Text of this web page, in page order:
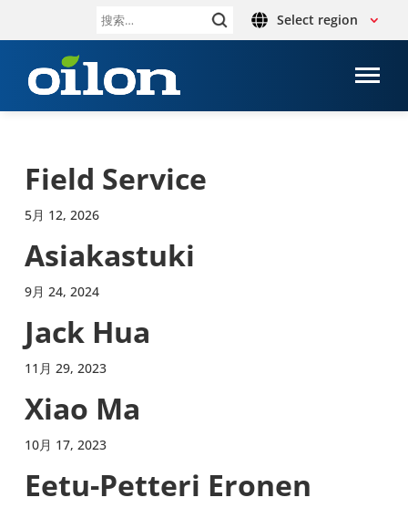
搜 Select region
Field Service
5月 12, 2026
Asiakastuki
9月 24, 2024
Jack Hua
11月 29, 2023
Xiao Ma
10月 17, 2023
Eetu-Petteri Eronen